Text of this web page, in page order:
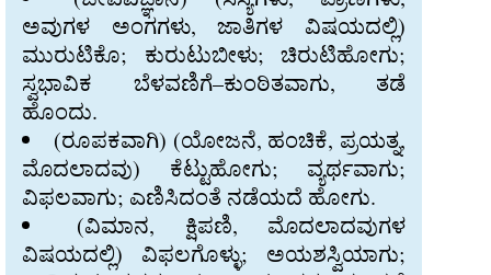
ಅವುಗಳ ಅಂಗಗಳು, ಜಾತಿಗಳ ವಿಷಯದಲ್ಲಿ)
ಮುರುಟಿಕೊ; ಕುರುಟುಬೀಳು; ಚಿರುಟಿಹೋಗು;
ಸ್ವಭಾವಿಕ ಬೆಳವಣಿಗೆ–ಕುಂಠಿತವಾಗು, ತಡೆ
ಹೊಂದು.
(ರೂಪಕವಾಗಿ) (ಯೋಜನೆ, ಹಂಚಿಕೆ, ಪ್ರಯತ್ನ,
ಮೊದಲಾದವು) ಕೆಟ್ಟುಹೋಗು; ವ್ಯರ್ಥವಾಗು;
ವಿಫಲವಾಗು; ಎಣಿಸಿದಂತೆ ನಡೆಯದೆ ಹೋಗು.
(ವಿಮಾನ, ಕ್ಷಿಪಣಿ, ಮೊದಲಾದವುಗಳ
ವಿಷಯದಲ್ಲಿ) ವಿಫಲಗೊಳ್ಳು; ಅಯಶಸ್ವಿಯಾಗು;